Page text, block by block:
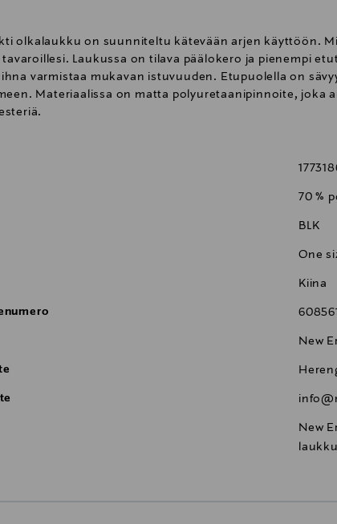
olkalaukku on suunniteltu kätevään arjen käyttöön.
Laukussa on tilava päälokero ja pienempi
varmistaa mukavan istuvuuden. Etupuolella on
Materiaalissa on matta polyuretaanipinnoite, joka
70 %
BLK
One
Kiina
New
New